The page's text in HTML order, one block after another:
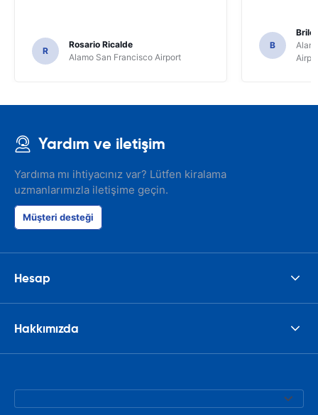
R
Rosario Ricalde
Alamo San Francisco Airport
B
Yardım ve iletişim
Yardıma mı ihtiyacınız var? Lütfen kiralama
uzmanlarımızla iletişime geçin.
Müşteri desteği
Hesap
Hakkımızda